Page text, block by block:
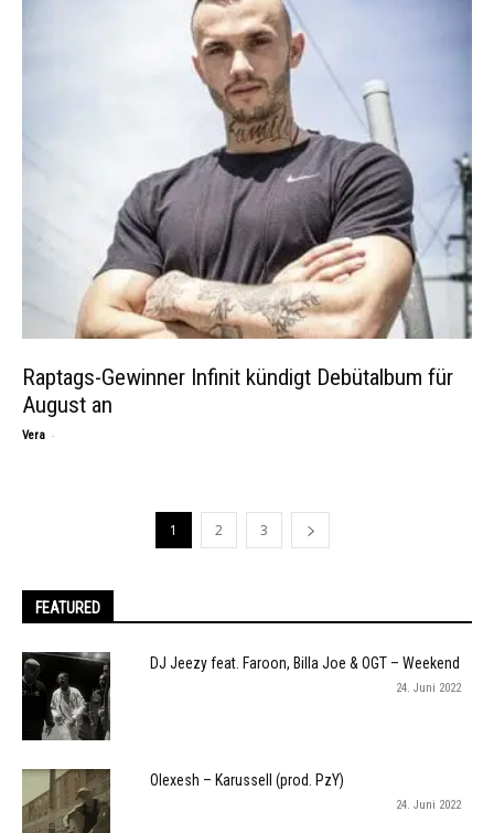
Raptags-Gewinner Infinit kündigt Debütalbum für
August an
Vera -
1 2 3
FEATURED
DJ Jeezy feat. Faroon, Billa Joe & OGT – Weekend
24. Juni 2022
Olexesh – Karussell (prod. PzY)
24. Juni 2022